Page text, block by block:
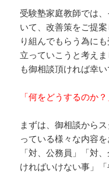
受験塾家庭教師では
いて、改善策をご提
り組んでもらう為に
立っていこうと考え
も御相談頂ければ幸い
「何をどうするのか？
まずは、御相談から
っている様々な内容
「対、公務員」「対
ければいけない事」